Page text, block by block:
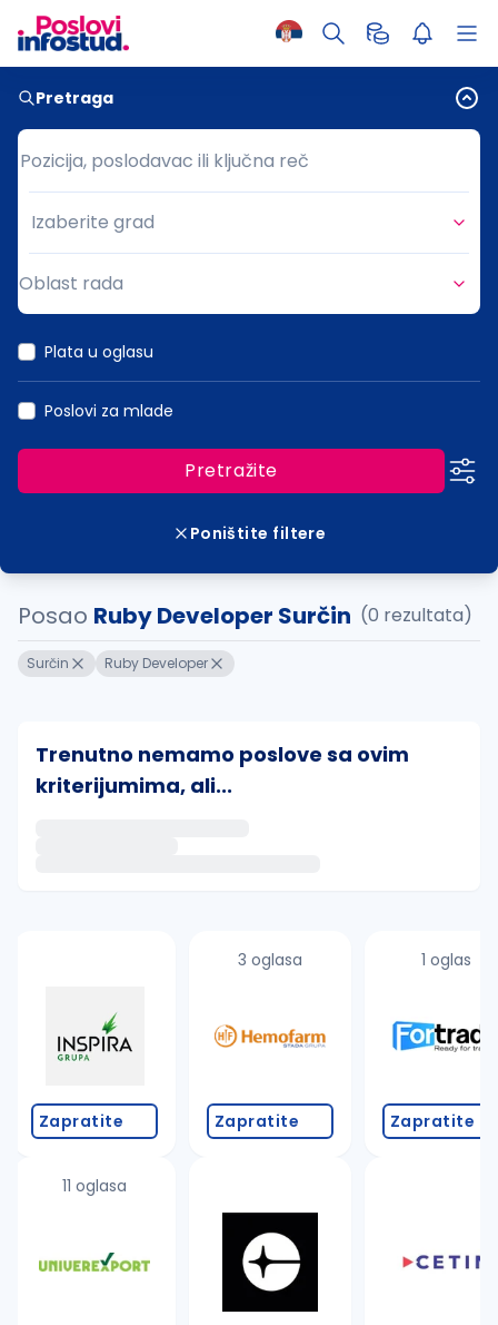
Pretraga
Pozicija, poslodavac ili ključna reč
Pozicija, poslodavac ili ključna reč
Grad
Izaberite grad
Oblast rada
Plata u oglasu
Poslovi za mlade
Pretražite
Poništite filtere
Posao Ruby Developer Surčin (0 rezultata)
Surčin Ruby Developer
Trenutno nemamo poslove sa ovim
kriterijumima, ali...
Takođe možete da:
proverite pravopisne greške (koristite č, ć, š, đ,
promenite odabrane filtere pretrage
Zapratite
11 oglasa
3 oglasa
Zapratite
1 oglas
Zapratite